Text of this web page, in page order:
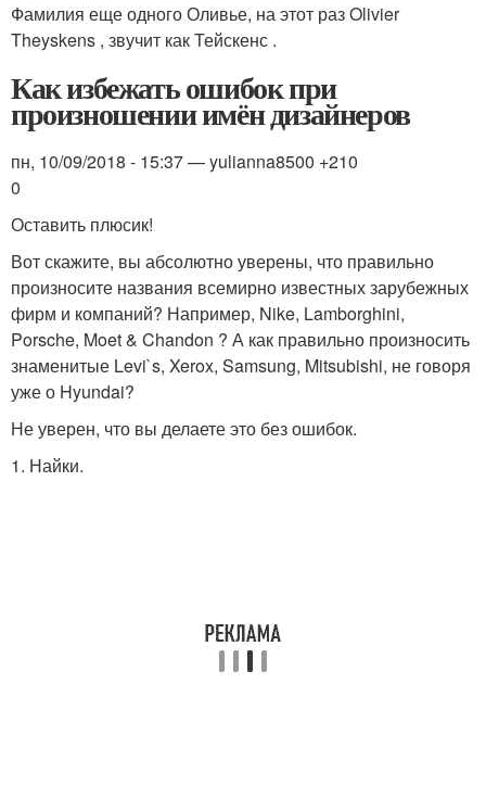
Фамилия еще одного Оливье, на этот раз Olivier
Theyskens , звучит как Тейскенс .
Как избежать ошибок при
произношении имён дизайнеров
пн, 10/09/2018 - 15:37 — yulianna8500 +210
0
Оставить плюсик!
Вот скажите, вы абсолютно уверены, что правильно
произносите названия всемирно известных зарубежных
фирм и компаний? Например, Nike, Lamborghini,
Porsche, Moet & Chandon ? А как правильно произносить
знаменитые Levi`s, Xerox, Samsung, Mitsubishi, не говоря
уже о Hyundai?
Не уверен, что вы делаете это без ошибок.
1. Найки.